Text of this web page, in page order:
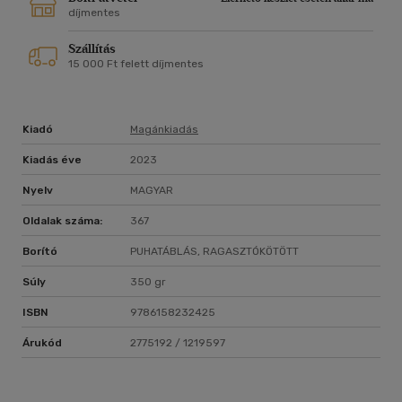
díjmentes
Szállítás
15 000 Ft felett díjmentes
Kiadó Magánkiadás
Kiadás éve 2023
Nyelv MAGYAR
Oldalak száma: 367
Borító PUHATÁBLÁS, RAGASZTÓKÖTÖTT
Súly 350 gr
ISBN 9786158232425
Árukód 2775192 / 1219597